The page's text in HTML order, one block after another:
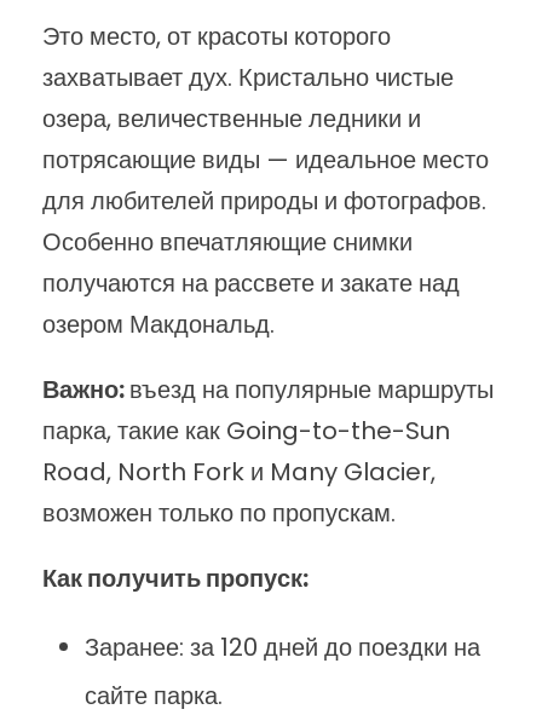
Это место, от красоты которого
захватывает дух. Кристально чистые
озера, величественные ледники и
потрясающие виды — идеальное место
для любителей природы и фотографов.
Особенно впечатляющие снимки
получаются на рассвете и закате над
озером Макдональд.
Важно:въезд на популярные маршруты
парка, такие как Going-to-the-Sun
Road, North Fork и Many Glacier,
возможен только по пропускам.
Как получить пропуск:
Заранее: за 120 дней до поездки на
сайте парка.